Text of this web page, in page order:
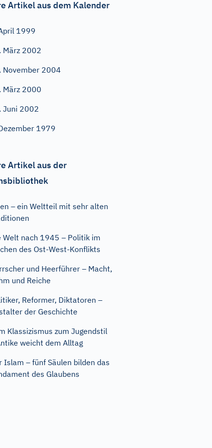
Artikel aus dem Kalender
1999
März 2002
November 2004
März 2000
Juni 2002
1979
Artikel aus der
– ein Weltteil mit sehr alten
Welt nach 1945 – Politik im
des Ost-West-Konflikts
und Heerführer – Macht,
und Reiche
Reformer, Diktatoren –
der Geschichte
Klassizismus zum Jugendstil
weicht dem Alltag
Islam – fünf Säulen bilden das
des Glaubens